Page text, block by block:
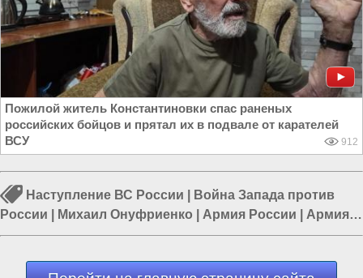
Пожилой житель Константиновки спас раненых
российских бойцов и прятал их в подвале от карателей
ВСУ
912
Наступление ВС России
Война Запада против
России
Михаил Онуфриенко Армия России
Армия
Украины|Война в Новороссии|Курская область